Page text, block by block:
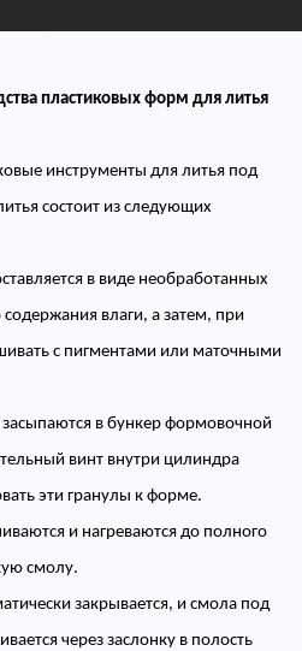
пластиковых форм для литья
инструменты для литья под
состоит из следующих
в виде необработанных
влаги, а затем, при
с пигментами или маточными
в бункер формовочной
винт внутри цилиндра
эти гранулы к форме.
и нагреваются до полного
смолу.
закрывается, и смола под
через заслонку в полость